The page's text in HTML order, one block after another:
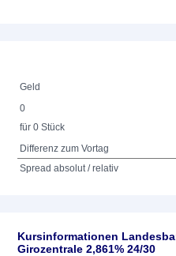
Geld
0
für 0 Stück
Differenz zum Vortag
Spread absolut / relativ
Kursinformationen
Girozentrale 2,861% 24/30